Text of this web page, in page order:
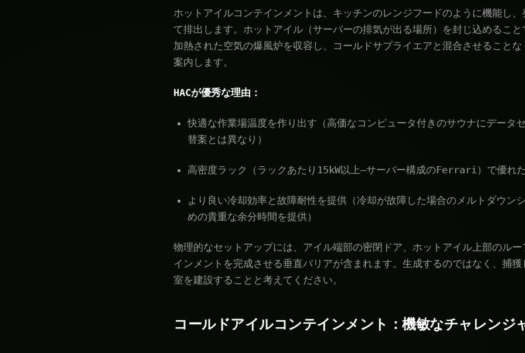
ホットアイルコンテインメントは、キッチンのレンジフードのように機能し
て排出します。ホットアイル（サーバーの排気が出る場所）を封じ込めること
加熱された空気の爆風炉を収容し、コールドサプライエアと混合させること
案内します。
HACが優秀な理由：
快適な作業場温度を作り出す（高価なコンピュータ付きのサウナにデータ
替案とは異なり）
高密度ラック（ラックあたり15kW以上—サーバー構成のFerrari）で優れ
より良い冷却効率と故障耐性を提供（冷却が故障した場合のメルトダウン
めの貴重な余分時間を提供）
物理的なセットアップには、アイル端部の密閉ドア、ホットアイル上部のル
インメントを完成させる垂直バリアが含まれます。生成するのではなく、捕
室を建設することと考えてください。
コールドアイルコンテインメント：機敏なチャレンジ